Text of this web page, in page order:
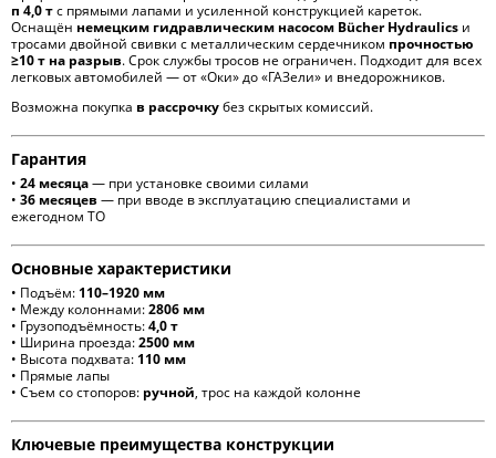
п 4,0 тс прямыми лапами и усиленной конструкцией кареток.
Оснащён немецким гидравлическим насосом Bücher Hydraulics и
тросами двойной свивки с металлическим сердечником прочностью
≥10 т на разрыв. Срок службы тросов не ограничен. Подходит для всех
легковых автомобилей — от «Оки» до «ГАЗели» и внедорожников.
Возможна покупка в рассрочкубез скрытых комиссий.
Гарантия
• 24 месяца— при установке своими силами
• 36 месяцев — при вводе в эксплуатацию специалистами и
ежегодном ТО
Основные характеристики
• Подъём: 110–1920 мм
• Между колоннами:2806 мм
• Грузоподъёмность:4,0 т
• Ширина проезда:2500 мм
• Высота подхвата: 110 мм
• Прямые лапы
• Съем со стопоров: ручной, трос на каждой колонне
Ключевые преимущества конструкции